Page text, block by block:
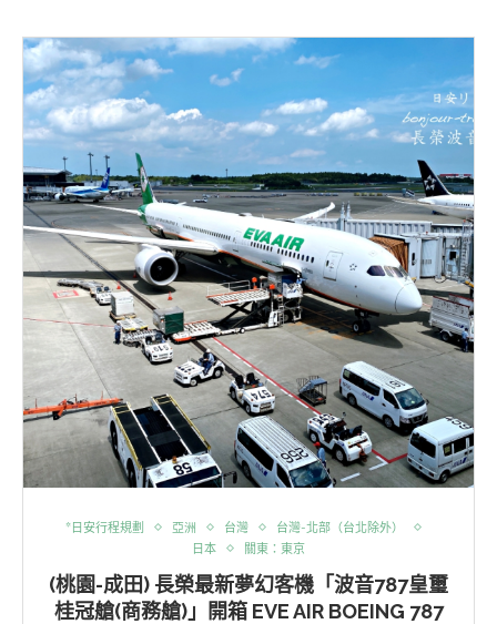
*日安行程規劃 亞洲 台灣
台灣-北部（台北除外）
日本
關東：東京
(桃園-成田) 長榮最新夢幻客機「波音787皇璽
桂冠艙(商務艙)」開箱 EVE AIR BOEING 787